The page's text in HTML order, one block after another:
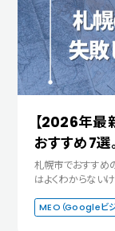
【2026年
おすすめ7
札幌市でおすすめ
はよくわからない
MEO（Googleビジ